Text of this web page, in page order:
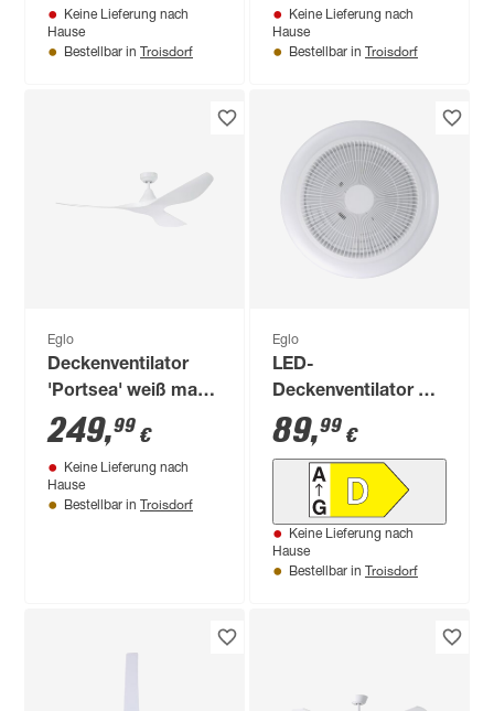
Keine Lieferung nach
Hause
Bestellbar in Troisdorf
Keine Lieferung nach
Hause
Bestellbar in Troisdorf
Eglo
Deckenventilator
'Portsea' weiß matt
Ø 132 cm
249,99 €
Keine Lieferung nach
Hause
Bestellbar in Troisdorf
Eglo
LED-
Deckenventilator mit
Beleuchtung
'Sayulita 1' dimmbar
20,8 W 3280 lm
warmweiß,
neutralweiß Ø 46 x
14,5 cm
89,99 €
Keine Lieferung nach
Hause
Bestellbar in Troisdorf